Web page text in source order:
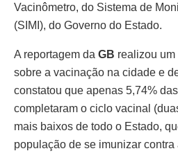
Vacinômetro, do Sistema de
(SIMI), do Governo do Estado.
A reportagem da GB realizou
sobre a vacinação na cidade e
constatou que apenas 5,74%
completaram o ciclo vacinal
mais baixos de todo o Estado,
população de se imunizar contra